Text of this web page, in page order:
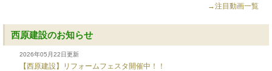
→注目動画一覧
西原建設のお知らせ
2026年05月22日更新
【西原建設】リフォームフェスタ開催中！！